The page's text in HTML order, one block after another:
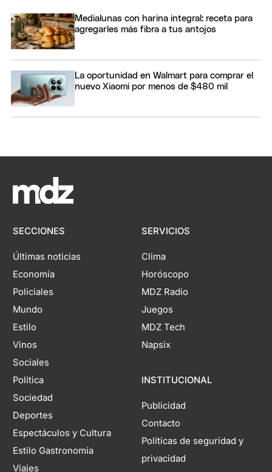
Medialunas con harina integral: receta para
agregarles más fibra a tus antojos
La oportunidad en Walmart para comprar el
nuevo Xiaomi por menos de $480 mil
SECCIONES
Últimas noticias
Economía
Policiales
Mundo
Estilo
Vinos
Sociales
Política
Sociedad
Deportes
Espectáculos y Cultura
Estilo Gastronomía
Viajes
SERVICIOS
Clima
Horóscopo
MDZ Radio
Juegos
MDZ Tech
Napsix
INSTITUCIONAL
Publicidad
Contacto
Políticas de seguridad y
privacidad